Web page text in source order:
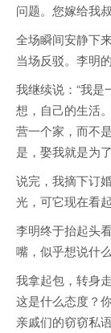
问题。您嫁给我
全场瞬间安静下
当场反驳。李明
我继续说：“我
想，自己的生活
营一个家，而不
是，娶我就是为
说完，我摘下订
光，可它现在看
李明终于抬起头
嘴，似乎想说什
我拿起包，转身
这是什么态度？
亲戚们的窃窃私